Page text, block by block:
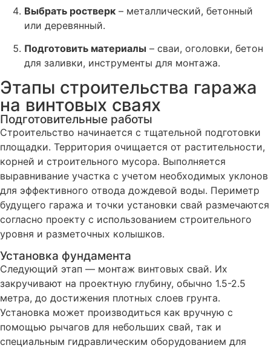
Выбрать ростверк – металлический, бетонный
или деревянный.
Подготовить материалы – сваи, оголовки, бетон
для заливки, инструменты для монтажа.
Этапы строительства гаража
на винтовых сваях
Подготовительные работы
Строительство начинается с тщательной подготовки
площадки. Территория очищается от растительности,
корней и строительного мусора. Выполняется
выравнивание участка с учетом необходимых уклонов
для эффективного отвода дождевой воды. Периметр
будущего гаража и точки установки свай размечаются
согласно проекту с использованием строительного
уровня и разметочных колышков.
Установка фундамента
Следующий этап — монтаж винтовых свай. Их
закручивают на проектную глубину, обычно 1.5-2.5
метра, до достижения плотных слоев грунта.
Установка может производиться как вручную с
помощью рычагов для небольших свай, так и
специальным гидравлическим оборудованием для